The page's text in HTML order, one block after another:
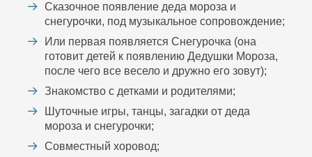
Сказочное появление деда мороза и
снегурочки, под музыкальное сопровождение;
Или первая появляется Снегурочка (она
готовит детей к появлению Дедушки Мороза,
после чего все весело и дружно его зовут);
Знакомство с детками и родителями;
Шуточные игры, танцы, загадки от деда
мороза и снегурочки;
Совместный хоровод;